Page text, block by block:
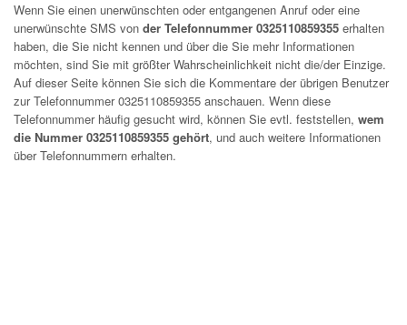
Wenn Sie einen unerwünschten oder entgangenen Anruf oder eine
unerwünschte SMS von der Telefonnummer 0325110859355 erhalten
haben, die Sie nicht kennen und über die Sie mehr Informationen
möchten, sind Sie mit größter Wahrscheinlichkeit nicht die/der Einzige.
Auf dieser Seite können Sie sich die Kommentare der übrigen Benutzer
zur Telefonnummer0325110859355 anschauen. Wenn diese
Telefonnummer häufig gesucht wird, können Sie evtl. feststellen, wem
die Nummer 0325110859355 gehört, und auch weitere Informationen
über Telefonnummern erhalten.